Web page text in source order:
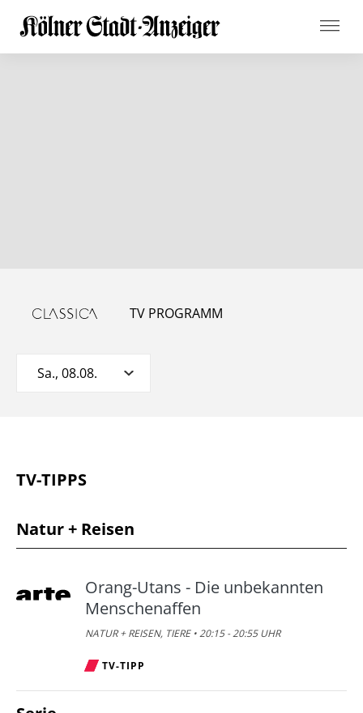
TV PROGRAMM
Sa., 08.08.
TV-TIPPS
Natur + Reisen
Orang-Utans - Die unbekannten
Menschenaffen
NATUR + REISEN, TIERE • 20:15 - 20:55 UHR
TV-TIPP